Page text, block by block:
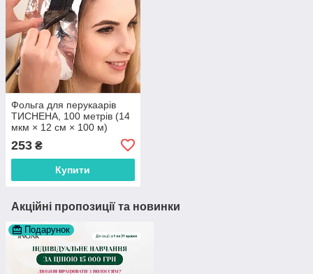
Фольга для перукаарів
ТИСНЕНА, 100 метрів (14
мкм × 12 см × 100 м)
253 ₴
Купити
Акційні пропозиції та новинки
Подарунок